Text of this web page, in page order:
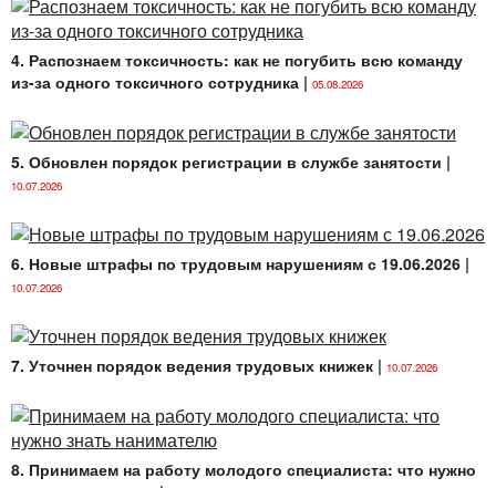
сохранения заработной платы, если эти отпуска не
превышают 14 календарных дней в течение
рабочего года. Например, если в течение рабочего
без сохранения заработной платы 5 календарных
дней, период такого отпуска включается в рабочий
год. Если же в течение рабочего года работнику
предоставлялось два социальных отпуска без
сохранения заработной платы продолжительностью
5 и 11 календарных дней, то исключению из
рабочего года подлежит количество календарных
дней, превышающее 14, а именно 2 календарных
дня. Следует также обратить внимание, что
социальный отпуск, предоставляемый с полным или
частичным сохранением заработной платы,
продолжительности такого отпуска;
4) время оплаченного вынужденного прогула.
Период вынужденного прогула исчисляется со дня,
4. Распознаем токсичность: как не погубить всю команду
из-за одного токсичного сотрудника | 05.08.2026
5. Обновлен порядок регистрации в службе занятости |
10.07.2026
6. Новые штрафы по трудовым нарушениям с 19.06.2026 |
10.07.2026
7. Уточнен порядок ведения трудовых книжек | 10.07.2026
8. Принимаем на работу молодого специалиста: что нужно